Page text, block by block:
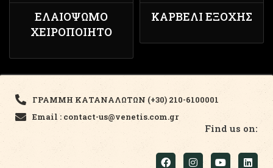
ΕΛΑΙΌΨΩΜΟ
ΧΕΙΡΟΠΟΊΗΤΟ
ΚΑΡΒΈΛΙ ΕΞΟΧΉΣ
ΓΡΑΜΜΗ ΚΑΤΑΝΑΛΩΤΩΝ (+30) 210-6100001
Email : contact-us@venetis.com.gr
Find us on: